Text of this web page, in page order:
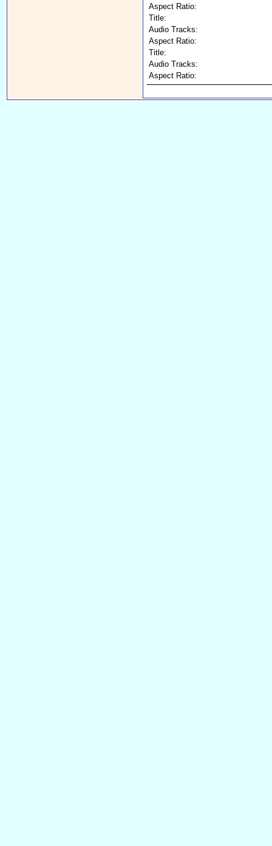
Aspect Ratio:
Title:
Audio Tracks:
Aspect Ratio:
Title:
Audio Tracks:
Aspect Ratio: